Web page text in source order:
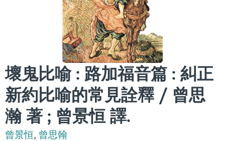
壞鬼比喻 : 路加福音篇 : 糾正
新約比喻的常見詮釋 / 曾思
瀚 著 ; 曾景恒 譯.
曾景恒, 曾思翰